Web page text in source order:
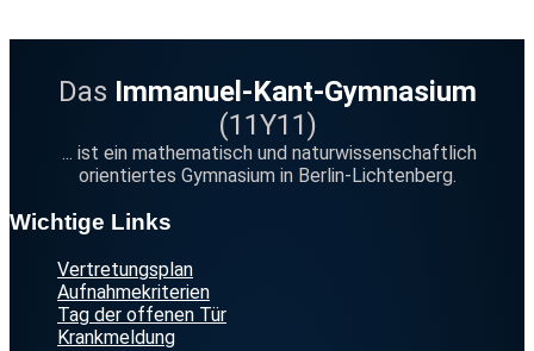
Das Immanuel-Kant-Gymnasium
(11Y11)
... ist ein mathematisch und naturwissenschaftlich
orientiertes Gymnasium in Berlin-Lichtenberg.
Footer
Wichtige Links
Vertretungsplan
Aufnahmekriterien
Tag der offenen Tür
Krankmeldung